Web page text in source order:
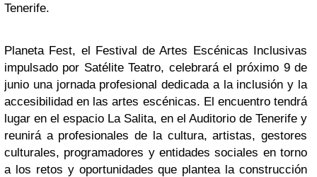
Tenerife.
Planeta Fest, el Festival de Artes Escénicas Inclusivas
impulsado por Satélite Teatro, celebrará el próximo 9 de
junio una jornada profesional dedicada a la inclusión y la
accesibilidad en las artes escénicas. El encuentro tendrá
lugar en el espacio La Salita, en el Auditorio de Tenerife y
reunirá a profesionales de la cultura, artistas, gestores
culturales, programadores y entidades sociales en torno
a los retos y oportunidades que plantea la construcción